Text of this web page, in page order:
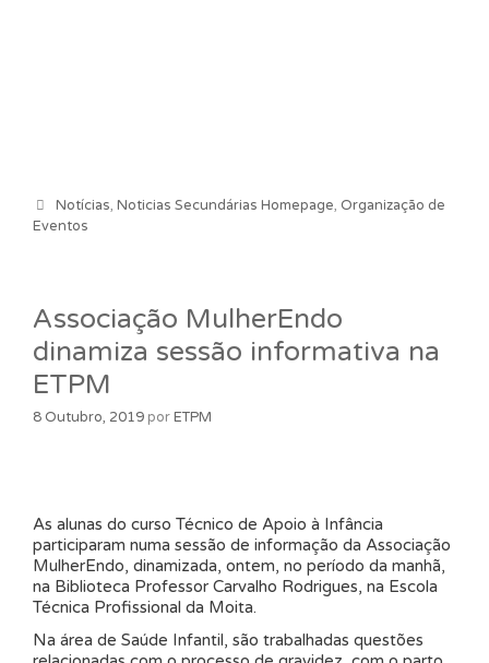
Categorias
Notícias, Noticias Secundárias Homepage, Organização de
Eventos
Associação MulherEndo
dinamiza sessão informativa na
ETPM
8 Outubro, 2019 porETPM
As alunas do curso Técnico de Apoio à Infância
participaram numa sessão de informação da Associação
MulherEndo, dinamizada, ontem, no período da manhã,
na Biblioteca Professor Carvalho Rodrigues, na Escola
Técnica Profissional da Moita.
Na área de Saúde Infantil, são trabalhadas questões